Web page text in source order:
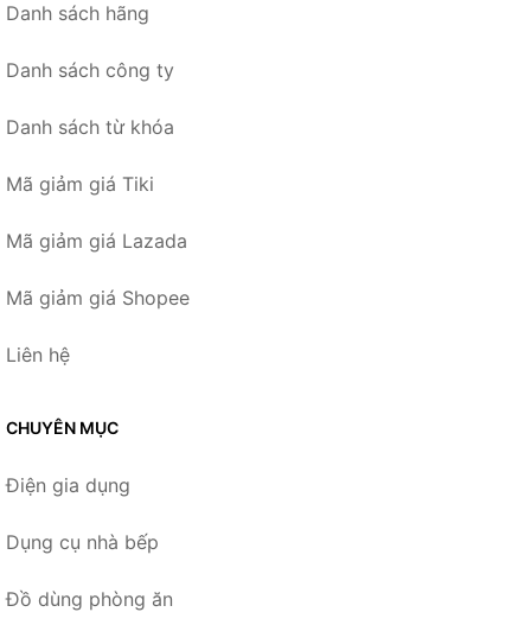
Danh sách hãng
Danh sách công ty
Danh sách từ khóa
Mã giảm giá Tiki
Mã giảm giá Lazada
Mã giảm giá Shopee
Liên hệ
CHUYÊN MỤC
Điện gia dụng
Dụng cụ nhà bếp
Đồ dùng phòng ăn